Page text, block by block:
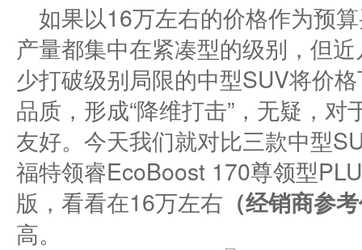
如果以16万左右的价格作为预
产量都集中在紧凑型的级别，但
少打破级别局限的中型SUV将价
品质，形成“降维打击”，无疑，对
友好。今天我们就对比三款中型
福特领睿EcoBoost 170尊领型
版，看看在16万左右 （经销商参
高。